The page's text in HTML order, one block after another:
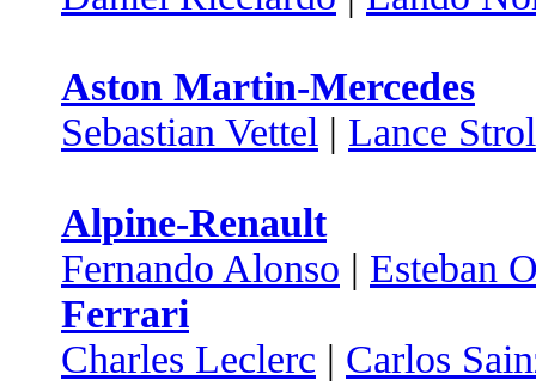
Aston Martin-Mercedes
Sebastian Vettel | Lance
Alpine-Renault
Fernando Alonso | Esteban
Ferrari
Charles Leclerc | Carlos